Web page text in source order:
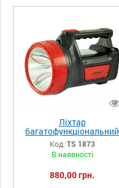
Ліхтар
багатофункціональний
акумуляторний
світлодіодний Tiross TS
1873
Код: TS 1873
В наявності
880,00 грн.